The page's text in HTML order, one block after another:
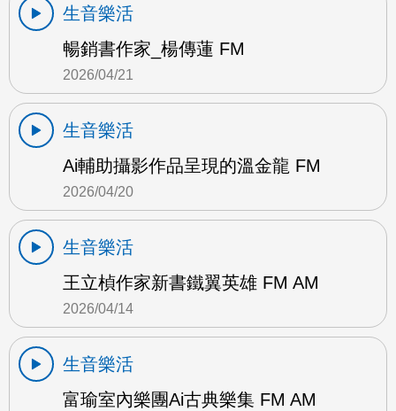
生音樂活
暢銷書作家_楊傳蓮 FM
2026/04/21
生音樂活
Ai輔助攝影作品呈現的溫金龍 FM
2026/04/20
生音樂活
王立楨作家新書鐵翼英雄 FM AM
2026/04/14
生音樂活
富瑜室內樂團Ai古典樂集 FM AM